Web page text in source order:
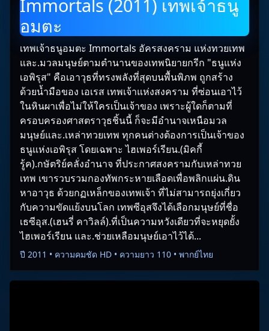
Immortals (2011) เทพเจ้าธนู
อมตะ
เทพเจ้าธนูอมตะ Immortals อัครสงคราม แห่งทวยเทพ
และ.มวลมนุษย์ตามตำนานของเทพนิยายกรีก "ธนูแห่ง
เอพิรุส" คือเอาวุธที่ทรงพลังที่สุดบนพื้นพิภพ ถูกสร้าง
ด้วยน้ำมือของ เอเรส เทพเจ้าแห่งสงคราม ที่ซ่อนเอาไว้
ในหินผาเพื่อไม่ให้ใครเป็นเจ้าของ เพราะผู้ใดก็ตามที่
ครอบครองศาสตราวุธชิ้นนี้ ก็จะมีอำนาจเหนือมวล
มนุษย์และ.เหล่าทวยเทพ ทุกคนต่างต้องการเป็นเจ้าของ
ธนูแห่งเอพิรุส โดยเฉพาะ ไฮเพอร์เรียน.(มิคกี้
รู้ค).กษัตริย์คลั่งอำนาจ ที่ประกาศสงครามกับเหล่าทวย
เทพ เขารวบรวมกองทัพกระหายเลือดเพื่อพลิกแผ่น.ดิน
หาอาวุธ ด้วยกฏเหล็กของเทพเจ้า ที่ไม่สามารถยุ่งเกี่ยว
กับความขัดแย้งบนโลก เทพซีอุสจึงได้เลือกมนุษย์ที่ชื่อ
เธซีอุส.(เฮนรี่ คาวิลล์).ที่เป็นความหวังเดียวที่จะหยุดยั้ง
ไฮเพอร์เรียน และ.ช่วยเหลือมนุษย์เอาไว้ได้...
ปี 2011 • ความคมชัด HD • ความยาว 110 • พากย์ไทย